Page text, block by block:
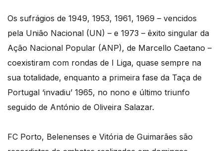
Os sufrágios de 1949, 1953, 1961, 1969 – vencidos
pela União Nacional (UN) – e 1973 – êxito singular da
Ação Nacional Popular (ANP), de Marcello Caetano –
coexistiram com rondas de I Liga, quase sempre na
sua totalidade, enquanto a primeira fase da Taça de
Portugal ‘invadiu’ 1965, no nono e último triunfo
seguido de António de Oliveira Salazar.
FC Porto, Belenenses e Vitória de Guimarães são